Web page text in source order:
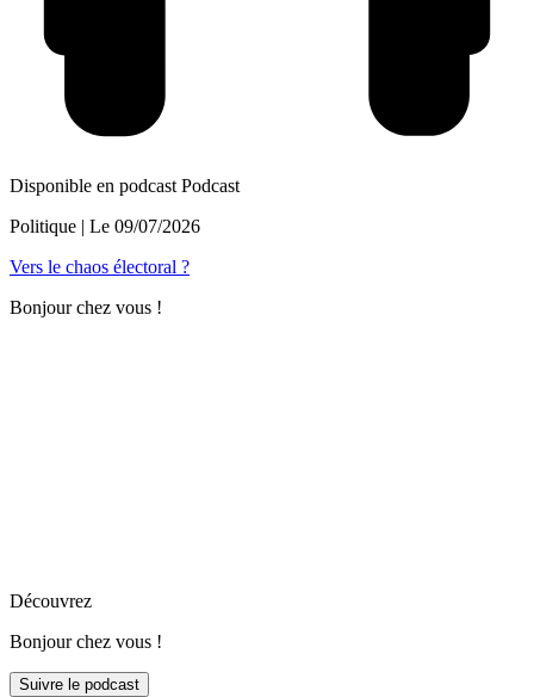
Disponible en podcast Podcast
Politique | Le 09/07/2026
Vers le chaos électoral ?
Bonjour chez vous !
Découvrez
Bonjour chez vous !
Suivre le podcast